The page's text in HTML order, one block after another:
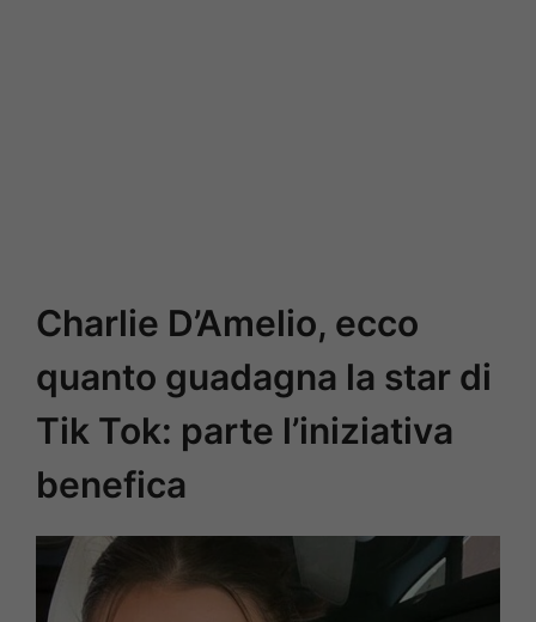
Charlie D’Amelio, ecco
quanto guadagna la star di
Tik Tok: parte l’iniziativa
benefica